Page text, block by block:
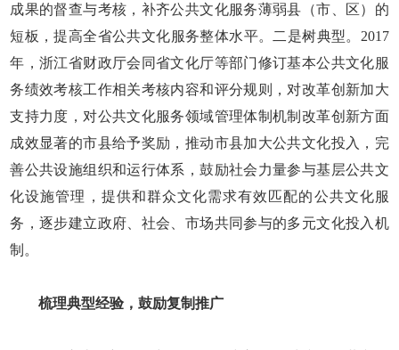
成果的督查与考核，补齐公共文化服务薄弱县（市、区）的
短板，提高全省公共文化服务整体水平。二是树典型。2017
年，浙江省财政厅会同省文化厅等部门修订基本公共文化服
务绩效考核工作相关考核内容和评分规则，对改革创新加大
支持力度，对公共文化服务领域管理体制机制改革创新方面
成效显著的市县给予奖励，推动市县加大公共文化投入，完
善公共设施组织和运行体系，鼓励社会力量参与基层公共文
化设施管理，提供和群众文化需求有效匹配的公共文化服
务，逐步建立政府、社会、市场共同参与的多元文化投入机
制。
梳理典型经验，鼓励复制推广